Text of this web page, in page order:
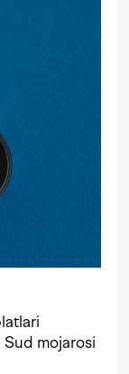
mojarosi